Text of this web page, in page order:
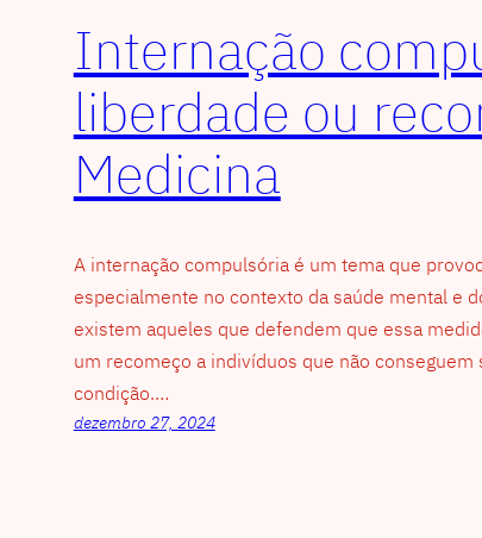
Internação
liberdade ou
Medicina
A internação compulsória é um tema que
especialmente no contexto da saúde mental e
existem aqueles que defendem que essa
um recomeço a indivíduos que não conseguem
condição.…
dezembro 27, 2024